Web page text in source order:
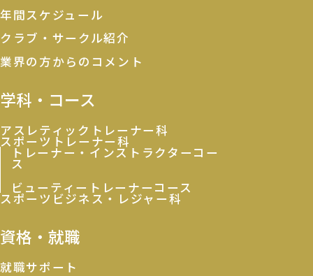
年間スケジュール
クラブ・サークル紹介
業界の方からのコメント
学科・コース
アスレティックトレーナー科
スポーツトレーナー科
トレーナー・インストラクターコー
ス
ビューティートレーナーコース
スポーツビジネス・レジャー科
資格・就職
就職サポート